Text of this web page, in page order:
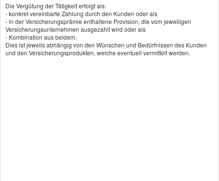
Leistungsvoraussetzungen sind Streitigkeiten mit
dem Versicherer selten. Trotzdem ist die
Grundfähigkeitsversicherung kein vollwertiger
Ersatz für einen echten Berufsunfähigkeitsschutz,
Die Vergütung der Tätigkeit erfolgt als:
- konkret vereinbarte Zahlung durch den Kunden oder als
- in der Versicherungsprämie enthaltene Provision, die vom jeweiligen
Versicherungsunternehmen ausgezahlt wird oder als
- Kombination aus beidem.
Dies ist jeweils abhängig von den Wünschen und Bedürfnissen des Kunden
und den Versicherungsprodukten, welche eventuell vermittelt werden.